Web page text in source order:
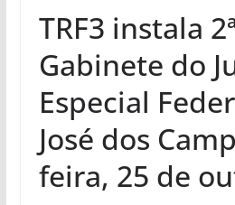
TRF3 instala
Gabinete do
Especial
José dos
feira, 25 de